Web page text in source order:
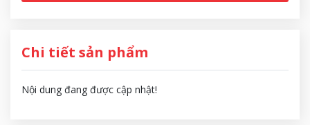
Chi tiết sản phẩm
Nội dung đang được cập nhật!